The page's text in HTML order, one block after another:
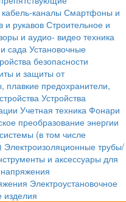
каналы Смартфоны и
и рукавов Строительное и
и аудио- видео техника
сада Установочные
безопасности
и защиты от
плавкие предохранители,
Устройства
Учетная техника Фонари
преобразование энергии
(в том числе
Электроизоляционные трубы/
и аксессуары для
Электроустановочное
изделия